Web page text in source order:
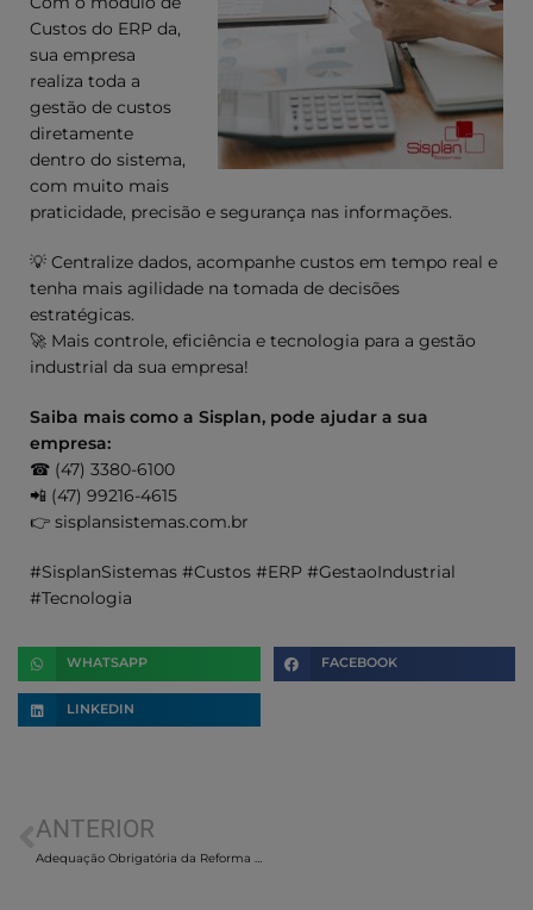
Custos do ERP da,
sua empresa
realiza toda a
gestão de custos
diretamente
dentro do sistema,
com muito mais
praticidade, precisão e segurança nas informações.
💡 Centralize dados, acompanhe custos em tempo real e
tenha mais agilidade na tomada de decisões
estratégicas.
🚀 Mais controle, eficiência e tecnologia para a gestão
industrial da sua empresa!
Saiba mais como a Sisplan, pode ajudar a sua
empresa:
☎ (47) 3380-6100
📲 (47) 99216-4615
👉 sisplansistemas.com.br
#SisplanSistemas #Custos #ERP #GestaoIndustrial
#Tecnologia
WHATSAPP FACEBOOK
LINKEDIN
ANTERIOR
Adequação Obrigatória da Reforma Tributária em 01/08/2026